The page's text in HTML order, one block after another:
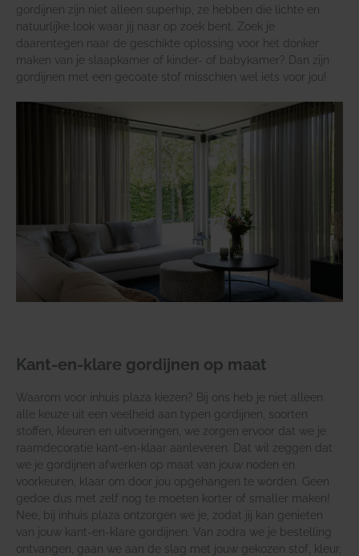
gordijnen zijn niet alleen superhip, ze hebben die lichte en
natuurlijke look waar jij naar op zoek bent. Zoek je
daarentegen naar de geschikte oplossing voor het donker
maken van je slaapkamer of kinder- of babykamer? Dan zijn
gordijnen met een gecoate stof misschien wel iets voor jou!
Kant-en-klare gordijnen op maat
Waarom voor inhuis plaza kiezen? Bij ons heb je niet alleen
alle keuze uit een veelheid aan typen gordijnen, soorten
stoffen, kleuren en uitvoeringen, we zorgen ervoor dat we je
raamdecoratie kant-en-klaar aanleveren. Dat wil zeggen dat
we je gordijnen afwerken op maat van jouw noden en
voorkeuren, klaar om door jou opgehangen te worden. Geen
gedoe dus met zelf nog te moeten korter of smaller maken!
Nee, bij inhuis plaza ontzorgen we je, zodat jij kan genieten
van jouw kant-en-klare gordijnen. Van zodra we je bestelling
ontvangen, gaan we aan de slag met jouw gekozen stof, kleur,